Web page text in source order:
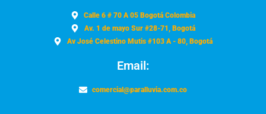
Calle 6 # 70 A 05 Bogotá Colombia
Av. 1 de mayo Sur #28-71, Bogotá
Av José Celestino Mutis #103 A - 80, Bogotá
Email:
comercial@paralluvia.com.co